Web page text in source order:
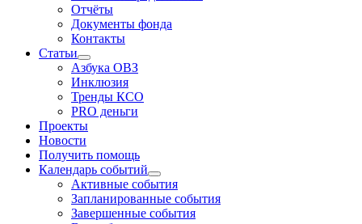
Отчёты
Документы фонда
Контакты
Статьи
Expand
dropdown
Азбука ОВЗ
Инклюзия
Тренды КСО
PRO деньги
Проекты
Новости
Получить помощь
Календарь событий
Expand
dropdown
Активные события
Запланированные события
Завершенные события